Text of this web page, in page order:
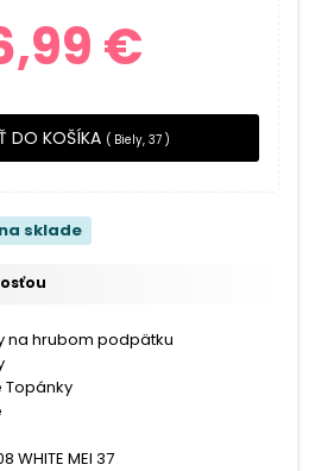
€
DO KOŠÍKA ( Biely, 37)
sklade
na hrubom podpätku
Topánky
WHITE MEI 37